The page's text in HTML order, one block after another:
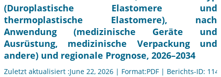
(Duroplastische Elastomere und
thermoplastische Elastomere), nach
Anwendung (medizinische Geräte und
Ausrüstung, medizinische Verpackung und
andere) und regionale Prognose, 2026–2034
Zuletzt aktualisiert :June 22, 2026 | Format:PDF | Berichts-ID: